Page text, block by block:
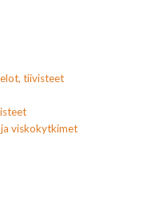
tiivisteet
viskokytkimet